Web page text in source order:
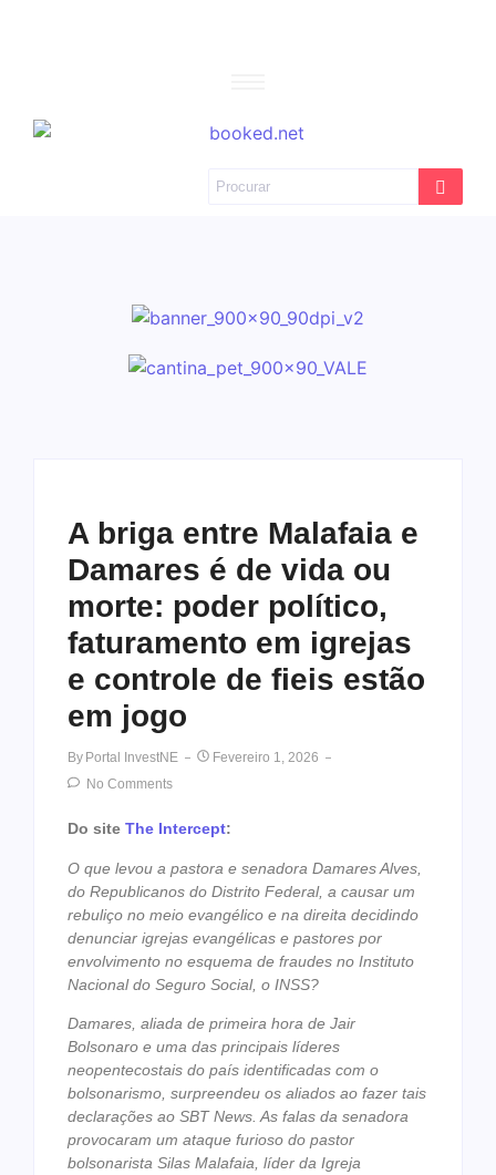
A briga entre Malafaia e
Damares é de vida ou
morte: poder político,
faturamento em igrejas
e controle de fieis estão
em jogo
By Portal InvestNE
Fevereiro 1, 2026
No Comments
Do site The Intercept:
O que levou a pastora e senadora Damares Alves,
do Republicanos do Distrito Federal, a causar um
rebuliço no meio evangélico e na direita decidindo
denunciar igrejas evangélicas e pastores por
envolvimento no esquema de fraudes no Instituto
Nacional do Seguro Social, o INSS?
Damares, aliada de primeira hora de Jair
Bolsonaro e uma das principais líderes
neopentecostais do país identificadas com o
bolsonarismo, surpreendeu os aliados ao fazer tais
declarações ao SBT News. As falas da senadora
provocaram um ataque furioso do pastor
bolsonarista Silas Malafaia, líder da Igreja